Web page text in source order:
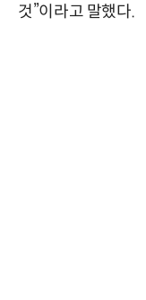
것”이라고 말했다.